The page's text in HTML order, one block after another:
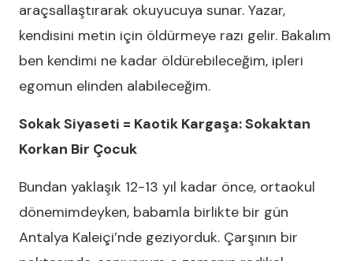
araçsallaştırarak okuyucuya sunar. Yazar,
kendisini metin için öldürmeye razı gelir. Bakalım
ben kendimi ne kadar öldürebileceğim, ipleri
egomun elinden alabileceğim.
Sokak Siyaseti = Kaotik Kargaşa: Sokaktan
Korkan Bir Çocuk
Bundan yaklaşık 12-13 yıl kadar önce, ortaokul
dönemimdeyken, babamla birlikte bir gün
Antalya Kaleiçi’nde geziyorduk. Çarşının bir